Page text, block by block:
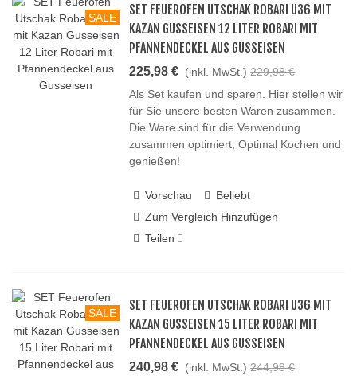
SALE
SET FEUEROFEN UTSCHAK ROBARI U36 MIT
KAZAN GUSSEISEN 12 LITER ROBARI MIT
PFANNENDECKEL AUS GUSSEISEN
225,98 € (inkl. MwSt.) 229,98 €
Als Set kaufen und sparen. Hier stellen wir
für Sie unsere besten Waren zusammen.
Die Ware sind für die Verwendung
zusammen optimiert, Optimal Kochen und
genießen!
Vorschau
Beliebt
Zum Vergleich Hinzufügen
Teilen
SALE
SET FEUEROFEN UTSCHAK ROBARI U36 MIT
KAZAN GUSSEISEN 15 LITER ROBARI MIT
PFANNENDECKEL AUS GUSSEISEN
240,98 € (inkl. MwSt.) 244,98 €